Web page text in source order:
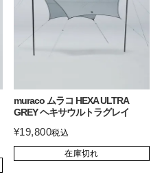
muraco ムラコ HEXA ULTRA
GREY ヘキサウルトラグレイ
¥19,800税込
在庫切れ